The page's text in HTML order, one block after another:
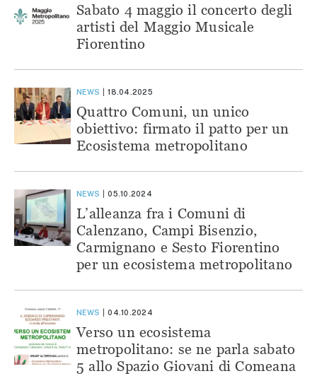
Sabato 4 maggio il concerto degli
artisti del Maggio Musicale
Fiorentino
NEWS 18.04.2025
Quattro Comuni, un unico
obiettivo: firmato il patto per un
Ecosistema metropolitano
NEWS 05.10.2024
L’alleanza fra i Comuni di
Calenzano, Campi Bisenzio,
Carmignano e Sesto Fiorentino
per un ecosistema metropolitano
NEWS 04.10.2024
Verso un ecosistema
metropolitano: se ne parla sabato
5 allo Spazio Giovani di Comeana